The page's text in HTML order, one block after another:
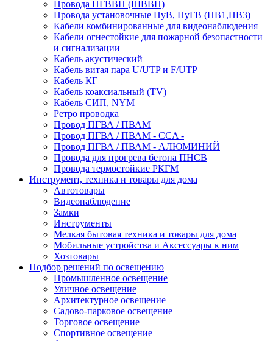
Провода ПГВВП (ШВВП)
Провода установочные ПуВ, ПуГВ (ПВ1,ПВ3)
Кабели комбинированные для видеонаблюдения
Кабели огнестойкие для пожарной безопастности
и сигнализации
Кабель акустический
Кабель витая пара U/UTP и F/UTP
Кабель КГ
Кабель коаксиальный (TV)
Кабель СИП, NYM
Ретро проводка
Провод ПГВА / ПВАМ
Провод ПГВА / ПВАМ - CCA -
Провод ПГВА / ПВАМ - АЛЮМИНИЙ
Провода для прогрева бетона ПНСВ
Провода термостойкие РКГМ
Инструмент, техника и товары для дома
Автотовары
Видеонаблюдение
Замки
Инструменты
Мелкая бытовая техника и товары для дома
Мобильные устройства и Аксессуары к ним
Хозтовары
Подбор решений по освещению
Промышленное освещение
Уличное освещение
Архитектурное освещение
Садово-парковое освещение
Торговое освещение
Спортивное освещение